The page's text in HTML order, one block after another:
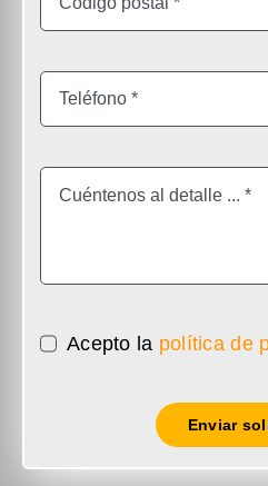
Acepto la política de
Enviar